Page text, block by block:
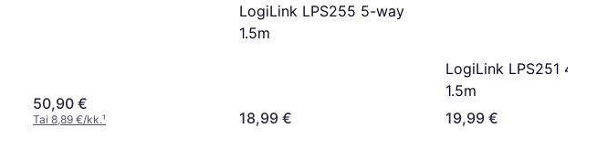
50,90 €
Tai 8,89 €/kk.¹
LogiLink LPS255 5-way
1.5m
18,99 €
LogiLink LPS251 4-
1.5m
19,99 €